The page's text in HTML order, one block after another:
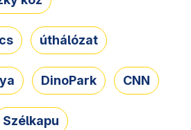
úthálózat
DinoPark CNN
Szélkapu